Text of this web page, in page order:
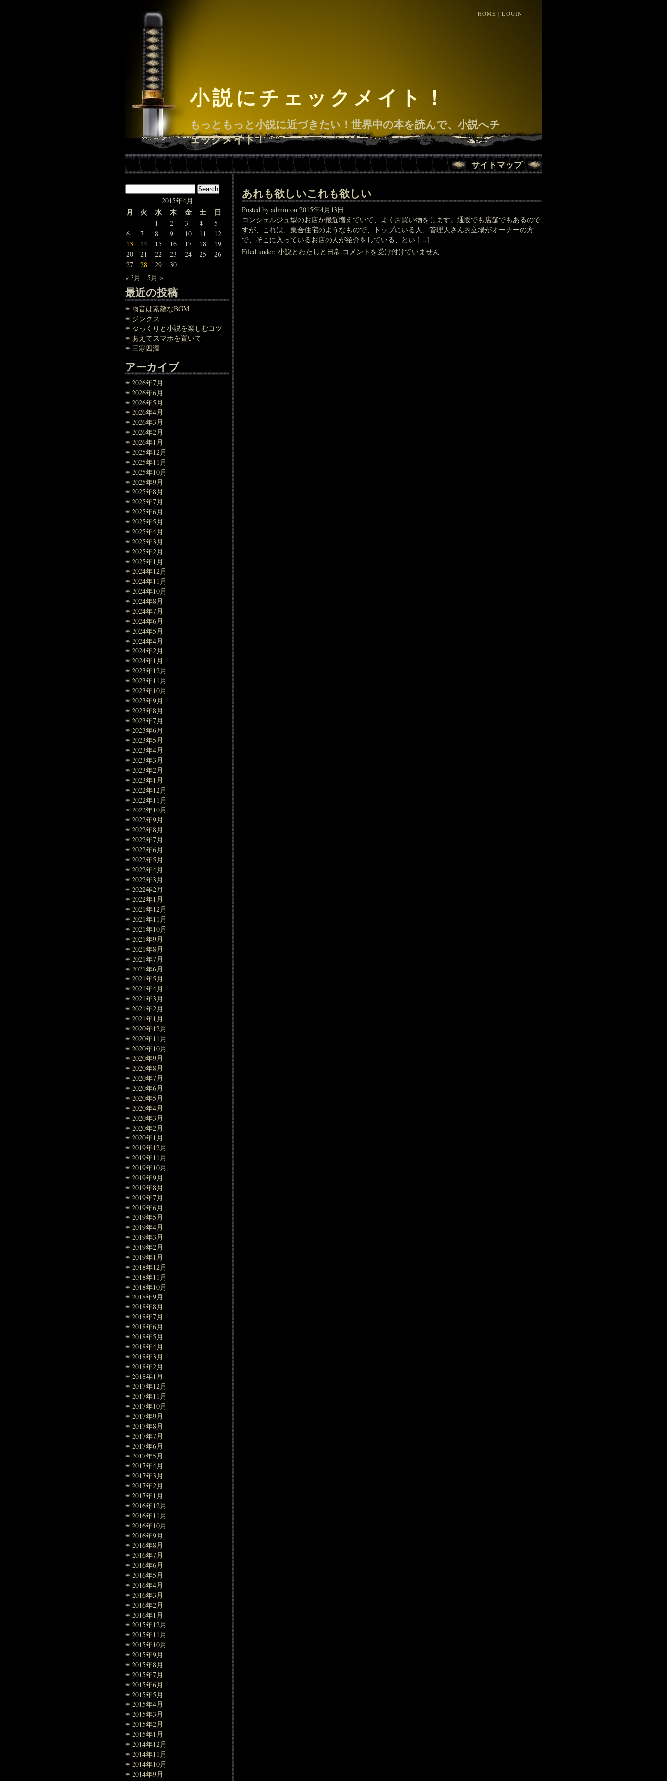
HOME |LOGIN
小説にチェックメイト！
もっともっと小説に近づきたい！世界中の本を読んで、小説へチ
ェックメイト！
サイトマップ
2015年4月
月 火 水 木 金 土 日
1 2 3 4
5
6
7 8 9 10 11
12
13
14 15 16 17 18
19
20
21 22 23 24 25
26
27
28 29
30
« 3月
5月 »
最近の投稿
雨音は素敵なBGM
ジンクス
ゆっくりと小説を楽しむコツ
あえてスマホを置いて
三寒四温
アーカイブ
2026年7月
2026年6月
2026年5月
2026年4月
2026年3月
2026年2月
2026年1月
2025年12月
2025年11月
2025年10月
2025年9月
2025年8月
2025年7月
2025年6月
2025年5月
2025年4月
2025年3月
2025年2月
2025年1月
2024年12月
2024年11月
2024年10月
2024年8月
2024年7月
2024年6月
2024年5月
2024年4月
2024年2月
2024年1月
2023年12月
2023年11月
2023年10月
2023年9月
2023年8月
2023年7月
2023年6月
2023年5月
2023年4月
2023年3月
2023年2月
2023年1月
2022年12月
2022年11月
2022年10月
2022年9月
2022年8月
2022年7月
2022年6月
2022年5月
2022年4月
2022年3月
2022年2月
2022年1月
2021年12月
2021年11月
2021年10月
2021年9月
2021年8月
2021年7月
2021年6月
2021年5月
2021年4月
2021年3月
2021年2月
2021年1月
2020年12月
2020年11月
2020年10月
2020年9月
2020年8月
2020年7月
2020年6月
2020年5月
2020年4月
2020年3月
2020年2月
2020年1月
2019年12月
2019年11月
2019年10月
2019年9月
2019年8月
2019年7月
2019年6月
2019年5月
2019年4月
2019年3月
2019年2月
2019年1月
2018年12月
2018年11月
2018年10月
2018年9月
2018年8月
2018年7月
2018年6月
2018年5月
2018年4月
2018年3月
2018年2月
2018年1月
2017年12月
2017年11月
2017年10月
2017年9月
2017年8月
2017年7月
2017年6月
2017年5月
2017年4月
2017年3月
2017年2月
2017年1月
2016年12月
2016年11月
2016年10月
2016年9月
2016年8月
2016年7月
2016年6月
2016年5月
2016年4月
2016年3月
2016年2月
2016年1月
2015年12月
2015年11月
2015年10月
2015年9月
2015年8月
2015年7月
2015年6月
2015年5月
2015年4月
2015年3月
2015年2月
2015年1月
2014年12月
2014年11月
2014年10月
2014年9月
あれも欲しいこれも欲しい
Posted by admin on 2015年4月13日
コンシェルジュ型のお店が最近増えていて、よくお買い物をします。通販でも店舗でもあるので
すが、これは、集合住宅のようなもので、トップにいる人、管理人さん的立場がオーナーの方
で、そこに入っているお店の人が紹介をしている、とい […]
Filed under:小説とわたしと日常 あ
コメントを受け付けていません